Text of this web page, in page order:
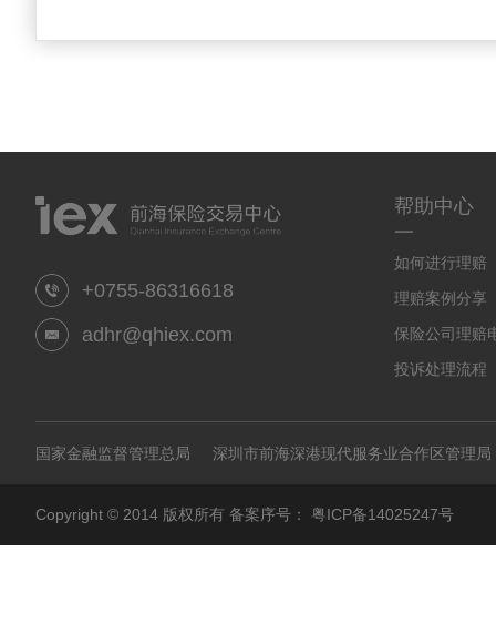
+0755-86316618
adhr@qhiex.com
帮助中心
一
如何进行理赔
理赔案例分享
保险公司理赔
投诉处理流程
国家金融监督管理总局 深圳市前海深港现代服务业合作区管理局
Copyright © 2014 版权所有 备案序号： 粤ICP备14025247号